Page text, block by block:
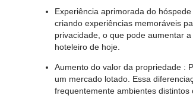
Experiência aprimorada do hóspede
criando experiências memoráveis
privacidade, o que pode aumentar
hoteleiro de hoje.
Aumento do valor da propriedade :
um mercado lotado. Essa
frequentemente ambientes distintos